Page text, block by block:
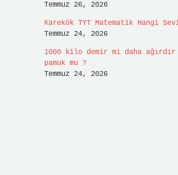
Temmuz 26, 2026
Karekök TYT Matematik Hangi
Temmuz 24, 2026
1000 kilo demir mi daha
pamuk mu ?
Temmuz 24, 2026